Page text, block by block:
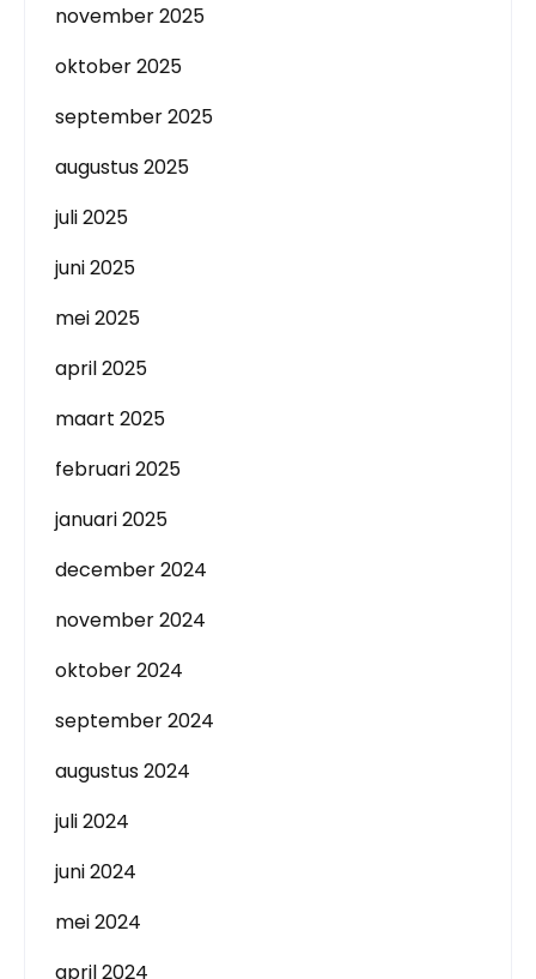
november 2025
oktober 2025
september 2025
augustus 2025
juli 2025
juni 2025
mei 2025
april 2025
maart 2025
februari 2025
januari 2025
december 2024
november 2024
oktober 2024
september 2024
augustus 2024
juli 2024
juni 2024
mei 2024
april 2024